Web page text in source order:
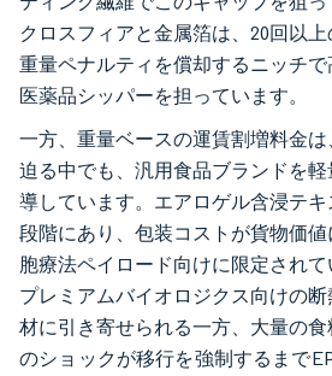
クロスフィアと金属箔は、20回以
重量ペナルティを償却するニッチ
医薬品シッパーを担っています。
一方、重量ベースの運賃割増料金
迫る中でも、汎用食品ブランドを
導しています。エアロゲル含浸テ
段階にあり、包装コストが貨物価
胞療法ペイロード向けに限定されて
プレミアムバイオロジクス向けの
材に引き寄せられる一方、大量の
のショックが移行を強制するまで